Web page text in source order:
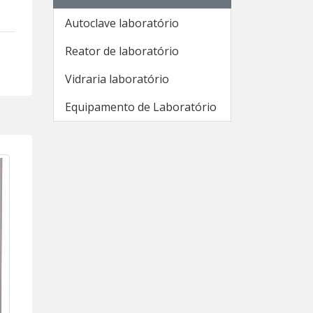
Autoclave laboratório
Reator de laboratório
Vidraria laboratório
Equipamento de Laboratório